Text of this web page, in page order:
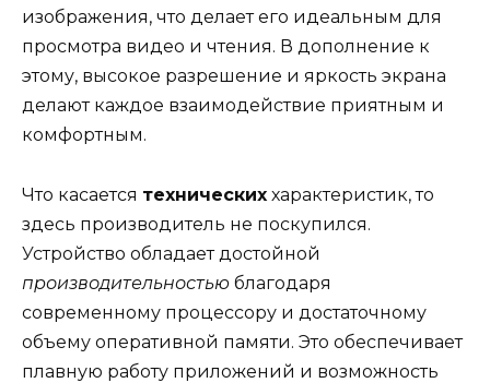
изображения, что делает его идеальным для
просмотра видео и чтения. В дополнение к
этому, высокое разрешение и яркость экрана
делают каждое взаимодействие приятным и
комфортным.
Что касается технических характеристик, то
здесь производитель не поскупился.
Устройство обладает достойной
производительностью благодаря
современному процессору и достаточному
объему оперативной памяти. Это обеспечивает
плавную работу приложений и возможность